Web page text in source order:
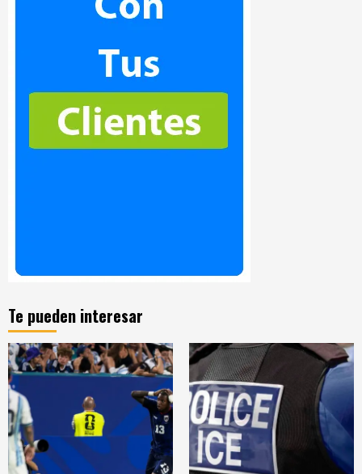
Te pueden interesar